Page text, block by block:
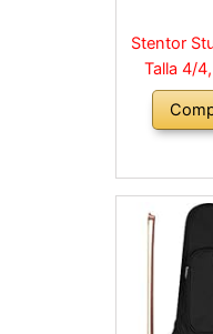
Stentor
Talla 4/